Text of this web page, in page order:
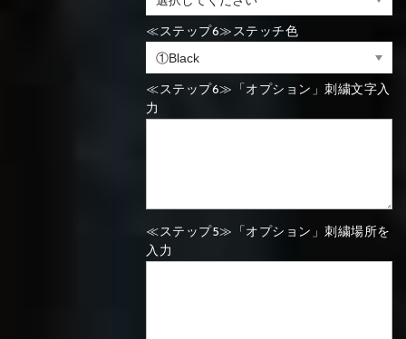
⑰Silver
⑰Silver
≪ステップ6≫ステッチ色
≪ステップ6≫「オプション」刺繍文字入
力
≪ステップ5≫「オプション」刺繍場所を
入力